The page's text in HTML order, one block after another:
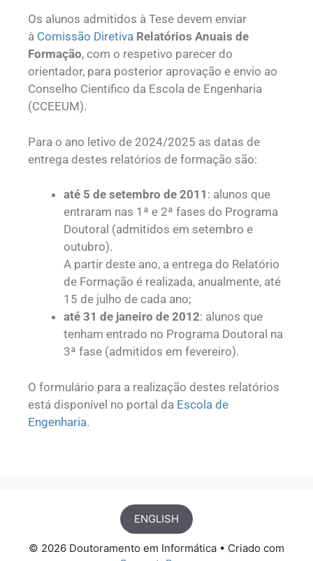
Os alunos admitidos à Tese devem enviar
à Comissão Diretiva Relatórios Anuais de
Formação, com o respetivo parecer do
orientador, para posterior aprovação e envio ao
Conselho Científico da Escola de Engenharia
(CCEEUM).
Para o ano letivo de 2024/2025 as datas de
entrega destes relatórios de formação são:
até 5 de setembro de 2011 : alunos que
entraram nas 1ª e 2ª fases do Programa
Doutoral (admitidos em setembro e
outubro).
A partir deste ano, a entrega do Relatório
de Formação é realizada, anualmente, até
15 de julho de cada ano;
até 31 de janeiro de 2012: alunos que
tenham entrado no Programa Doutoral na
3ª fase (admitidos em fevereiro).
O formulário para a realização destes relatórios
está disponível no portal da Escola de
Engenharia.
ENGLISH
© 2026 Doutoramento em Informática • Criado com